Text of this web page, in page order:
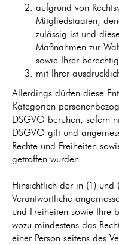
aufgrund von
Mitgliedstaaten,
zulässig ist und
Maßnahmen zur
sowie Ihrer
mit Ihrer
Allerdings dürfen diese
Kategorien
DSGVO beruhen, sofern
DSGVO gilt und
Rechte und Freiheiten
getroffen wurden.
Hinsichtlich der in (1) und
Verantwortliche
und Freiheiten sowie Ihre
wozu mindestens das
einer Person seitens des